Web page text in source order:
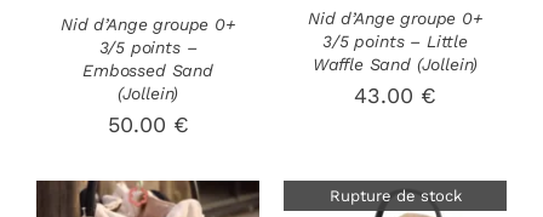
Nid d’Ange groupe 0+
3/5 points –
Embossed Sand
(Jollein)
50.00 €
Nid d’Ange groupe 0+
3/5 points – Little
Waffle Sand (Jollein)
43.00 €
Rupture de stock